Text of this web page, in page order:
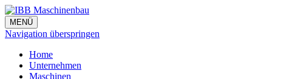
MENÜ
Navigation überspringen
Home
Unternehmen
Maschinen